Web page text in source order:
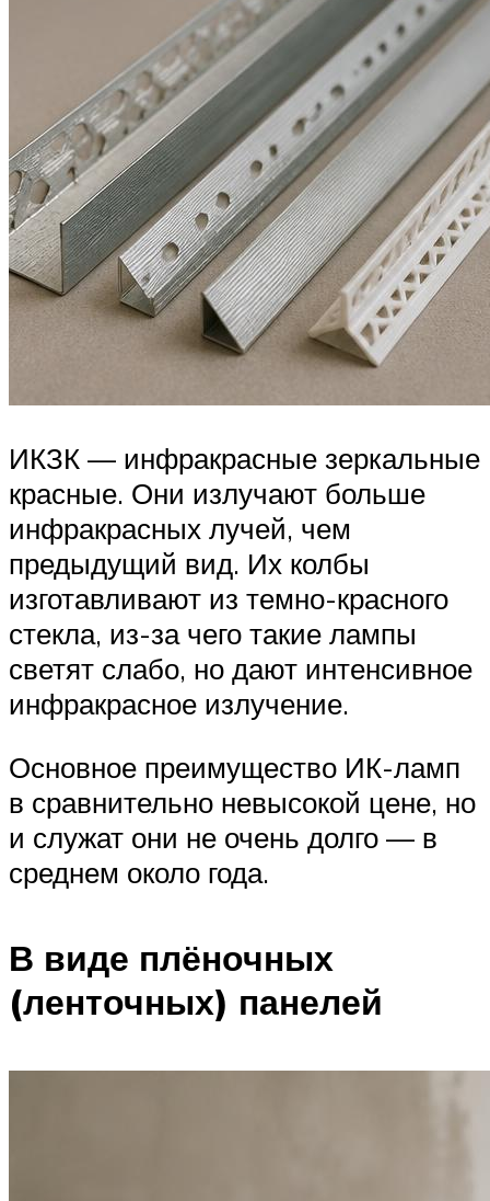
ИКЗК — инфракрасные зеркальные
красные. Они излучают больше
инфракрасных лучей, чем
предыдущий вид. Их колбы
изготавливают из темно-красного
стекла, из-за чего такие лампы
светят слабо, но дают интенсивное
инфракрасное излучение.
Основное преимущество ИК-ламп
в сравнительно невысокой цене, но
и служат они не очень долго — в
среднем около года.
В виде плёночных
(ленточных) панелей